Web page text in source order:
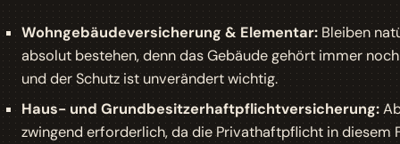
Wohngebäudeversicherung & Elementar:Bleiben
absolut bestehen, denn das Gebäude gehört immer
und der Schutz ist unverändert wichtig.
Haus- und Grundbesitzerhaftpflichtversicherung:
zwingend erforderlich, da die Privathaftpflicht in diesem